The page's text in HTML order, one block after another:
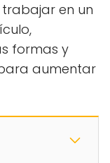
en un
formas y
aumentar